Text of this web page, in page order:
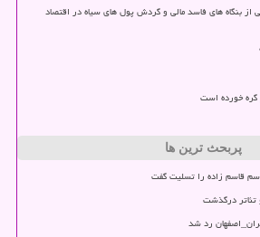
از بنگاه های فاسد مالی و گردش پول های سیاه در اقتصاد
گره خورده است
پربحث ترین ها
قاسم زاده را تسلیت گفت
تئاتر درگذشت